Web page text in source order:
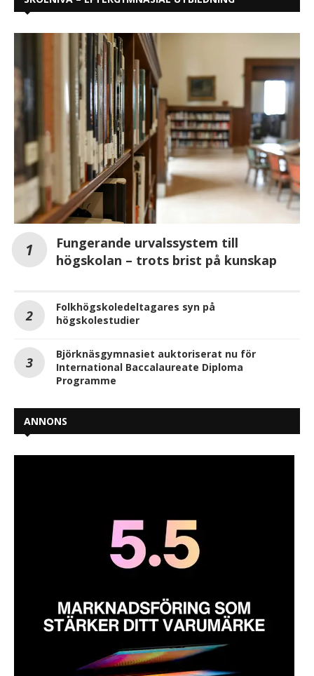
Fungerande urvalssystem till
högskolan – trots brist på kunskap
Folkhögskoledeltagares syn på
högskolestudier
Björknäsgymnasiet auktoriserat nu för
International Baccalaureate Diploma
Programme
ANNONS